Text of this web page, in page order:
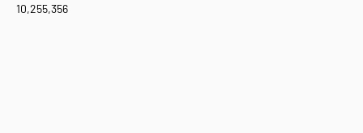
10,255,356